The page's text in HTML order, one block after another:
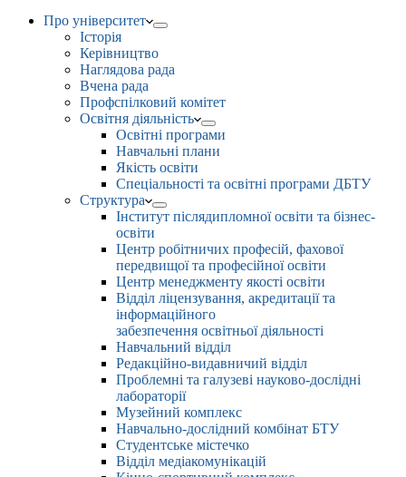
Про університет
Історія
Керівництво
Наглядова рада
Вчена рада
Профспілковий комітет
Освітня діяльність
Освітні програми
Навчальні плани
Якість освіти
Спеціальності та освітні програми ДБТУ
Структура
Інститут післядипломної освіти та бізнес-
освіти
Центр робітничих професій, фахової
передвищої та професійної освіти
Центр менеджменту якості освіти
Відділ ліцензування, акредитації та
інформаційного
забезпечення освітньої діяльності
Навчальний відділ
Редакційно-видавничий відділ
Проблемні та галузеві науково-дослідні
лабораторії
Музейний комплекс
Навчально-дослідний комбінат БТУ
Студентське містечко
Відділ медіакомунікацій